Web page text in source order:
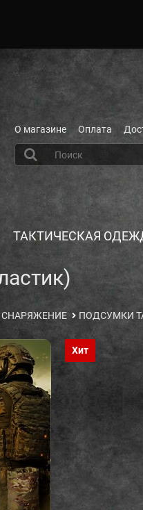
О магазине Оплата
ТАКТИЧЕСКАЯ
СНАРЯЖЕНИЕ ПОДСУМКИ
Хит